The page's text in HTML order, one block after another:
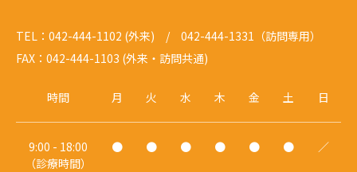
TEL：042-444-1102 (外来) / 042-444-1331（訪問専用）
FAX：042-444-1103 (外来・訪問共通)
時間 月 火 水 木 金 土 日
9:00 - 18:00
（診療時間）
● ● ● ● ● ● ／